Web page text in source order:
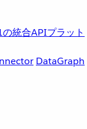
統合APIプラット
DataGraph